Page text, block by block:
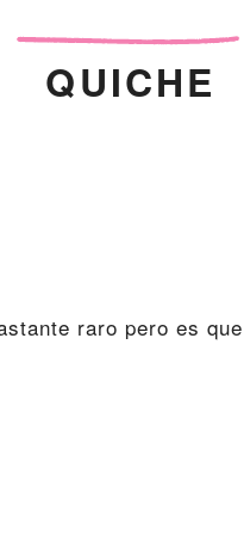
QUICHE
raro pero es